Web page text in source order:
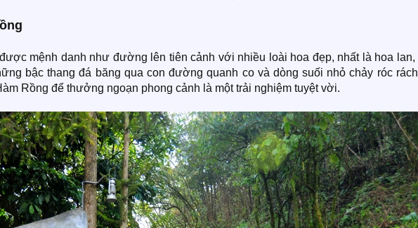
mệnh danh như đường lên tiên cảnh với nhiều loài hoa đẹp, nhất là hoa lan,
bậc thang đá băng qua con đường quanh co và dòng suối nhỏ chảy róc
Rồng để thưởng ngoạn phong cảnh là một trải nghiệm tuyệt vời.